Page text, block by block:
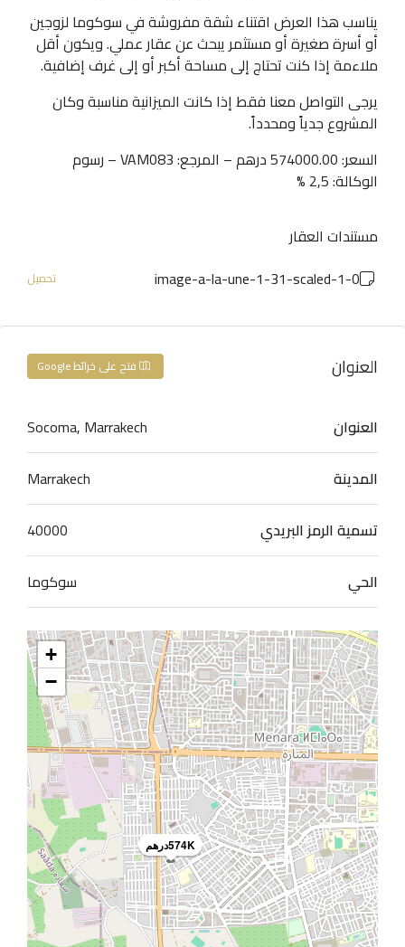
يناسب هذا العرض اقتناء شقة مفروشة في سوكوما لزوجين
أو أسرة صغيرة أو مستثمر يبحث عن عقار عملي. ويكون أقل
ملاءمة إذا كنت تحتاج إلى مساحة أكبر أو إلى غرف إضافية.
يرجى التواصل معنا فقط إذا كانت الميزانية مناسبة وكان
المشروع جدياً ومحدداً.
السعر: 574000.00 درهم – المرجع: VAM083 – رسوم
الوكالة: 2,5 %
مستندات العقار
0-image-a-la-une-1-31-scaled-1
تحميل
العنوان فتح على خرائط Google
العنوان
Socoma, Marrakech
المدينة
Marrakech
تسمية الرمز البريدي
40000
الحي
سوكوما
574Kدرهم
+
−